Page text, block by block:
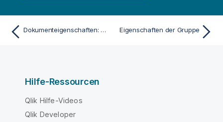
Dokumenteigenschaften: Auslöser Eigenschaften der Gruppe
Hilfe-Ressourcen
Qlik Hilfe-Videos
Qlik Developer